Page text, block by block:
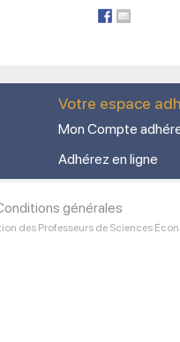
Votre espace
Mon Compte
Adhérez en ligne
générales
des Professeurs de Sciences